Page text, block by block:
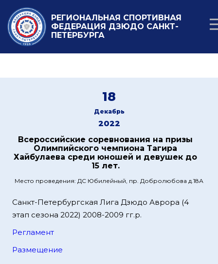
РЕГИОНАЛЬНАЯ СПОРТИВНАЯ
ФЕДЕРАЦИЯ ДЗЮДО САНКТ-
ПЕТЕРБУРГА
18
Декабрь
2022
Всероссийские соревнования на призы
Олимпийского чемпиона Тагира
Хайбулаева среди юношей и девушек до
15 лет.
Место проведения: ДС Юбилейный, пр. Добролюбова д.18А
Санкт-Петербургская Лига Дзюдо Аврора (4
этап сезона 2022) 2008-2009 гг.р.
Регламент
Размещение